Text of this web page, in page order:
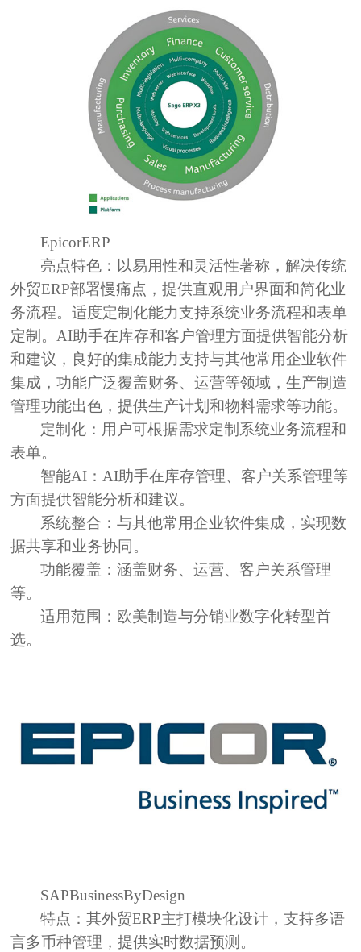
EpicorERP
亮点特色： 以易用性和灵活性著称，解决传统
外贸ERP部署慢痛点，提供直观用户界面和简化业
务流程。适度定制化能力支持系统业务流程和表单
定制。AI助手在库存和客户管理方面提供智能分析
和建议，良好的集成能力支持与其他常用企业软件
集成，功能广泛覆盖财务、运营等领域，生产制造
管理功能出色，提供生产计划和物料需求等功能。
定制化： 用户可根据需求定制系统业务流程和
表单。
智能AI： AI助手在库存管理、客户关系管理等
方面提供智能分析和建议。
系统整合：与其他常用企业软件集成，实现数
据共享和业务协同。
功能覆盖：涵盖财务、运营、客户关系管理
等。
适用范围： 欧美制造与分销业数字化转型首
选。
SAPBusinessByDesign
特点：其外贸ERP主打模块化设计，支持多语
言多币种管理，提供实时数据预测。